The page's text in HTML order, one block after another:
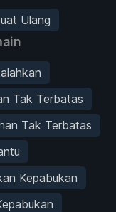
Ulang
Tak Terbatas
Tak Terbatas
Kepabukan